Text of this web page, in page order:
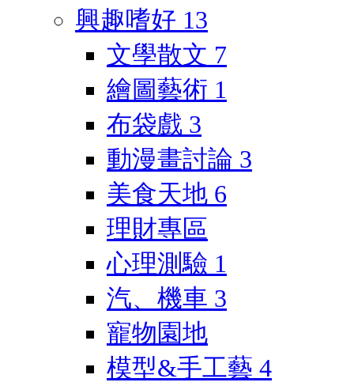
興趣嗜好 13
文學散文 7
繪圖藝術 1
布袋戲 3
動漫畫討論 3
美食天地 6
理財專區
心理測驗 1
汽、機車 3
寵物園地
模型&手工藝 4